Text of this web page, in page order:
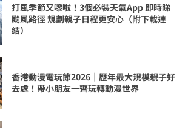
打風季節又嚟啦！3個必裝天氣App 即時睇
颱風路徑 規劃親子日程更安心（附下載連
結）
香港動漫電玩節2026｜歷年最大規模親子好
去處！帶小朋友一齊玩轉動漫世界